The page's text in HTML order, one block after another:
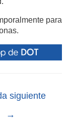
para
siguiente
→